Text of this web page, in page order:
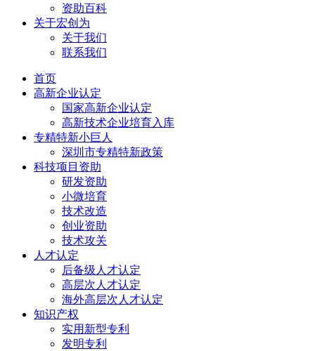
资助百科
关于宏创为
关于我们
联系我们
首页
高新企业认定
国家高新企业认定
高新技术企业培育入库
专精特新小巨人
深圳市专精特新政策
科技项目资助
研发资助
小微培育
技术改造
创业资助
技术攻关
人才认定
后备级人才认定
高层次人才认定
海外高层次人才认定
知识产权
实用新型专利
发明专利